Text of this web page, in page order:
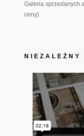
Galeria sprzedanych
ceny)
NIEZALEŻNY